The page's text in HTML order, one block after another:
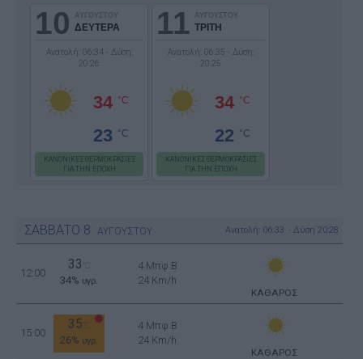
10 ΑΥΓΟΥΣΤΟΥ
ΔΕΥΤΕΡΑ
Ανατολή: 06:34 - Δύση:
20:26
34 °C
23 °C
ΚΑΝΟΝΙΚΕΣ ΘΕΡΜΟΚΡΑΣΙΕΣ
ΓΙΑ ΤΗΝ ΕΠΟΧΗ
11 ΑΥΓΟΥΣΤΟΥ
ΤΡΙΤΗ
Ανατολή: 06:35 - Δύση:
20:25
34 °C
22 °C
ΚΑΝΟΝΙΚΕΣ ΘΕΡΜΟΚΡΑΣΙΕΣ
ΓΙΑ ΤΗΝ ΕΠΟΧΗ
ΣΑΒΒΑΤΟ 8 ΑΥΓΟΥΣΤΟΥ Ανατολή: 06:33 - Δύση 20:28
12:00
33
34% υγρ.
4 Μπφ B
24 Km/h
ΚΑΘΑΡΟΣ
15:00
35
26% υγρ.
4 Μπφ B
24 Km/h
ΚΑΘΑΡΟΣ